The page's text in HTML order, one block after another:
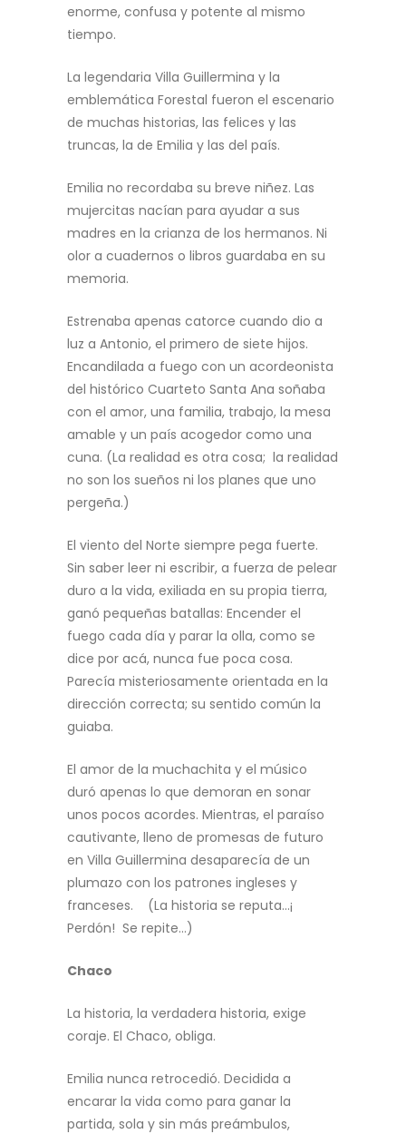
enorme, confusa y potente al mismo
tiempo.
La legendaria Villa Guillermina y la
emblemática Forestal fueron el escenario
de muchas historias, las felices y las
truncas, la de Emilia y las del país.
Emilia no recordaba su breve niñez. Las
mujercitas nacían para ayudar a sus
madres en la crianza de los hermanos. Ni
olor a cuadernos o libros guardaba en su
memoria.
Estrenaba apenas catorce cuando dio a
luz a Antonio, el primero de siete hijos.
Encandilada a fuego con un acordeonista
del histórico Cuarteto Santa Ana soñaba
con el amor, una familia, trabajo, la mesa
amable y un país acogedor como una
cuna. (La realidad es otra cosa; la realidad
no son los sueños ni los planes que uno
pergeña.)
El viento del Norte siempre pega fuerte.
Sin saber leer ni escribir, a fuerza de pelear
duro a la vida, exiliada en su propia tierra,
ganó pequeñas batallas: Encender el
fuego cada día y parar la olla, como se
dice por acá, nunca fue poca cosa.
Parecía misteriosamente orientada en la
dirección correcta; su sentido común la
guiaba.
El amor de la muchachita y el músico
duró apenas lo que demoran en sonar
unos pocos acordes. Mientras, el paraíso
cautivante, lleno de promesas de futuro
en Villa Guillermina desaparecía de un
plumazo con los patrones ingleses y
franceses. (La historia se reputa…¡
Perdón! Se repite…)
Chaco
La historia, la verdadera historia, exige
coraje. El Chaco, obliga.
Emilia nunca retrocedió. Decidida a
encarar la vida como para ganar la
partida, sola y sin más preámbulos,